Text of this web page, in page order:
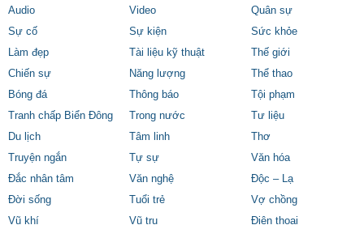
Audio
Video
Quân sự
Sự cố
Sự kiện
Sức khỏe
Làm đẹp
Tài liệu kỹ thuật
Thế giới
Chiến sự
Năng lượng
Thể thao
Bóng đá
Thông báo
Tội phạm
Tranh chấp Biển Đông
Trong nước
Tư liệu
Du lịch
Tâm linh
Thơ
Truyện ngắn
Tự sự
Văn hóa
Đắc nhân tâm
Văn nghệ
Độc – Lạ
Đời sống
Tuổi trẻ
Vợ chồng
Vũ khí
Vũ trụ Điện thoại